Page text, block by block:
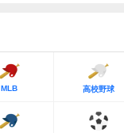
MLB 高校野球